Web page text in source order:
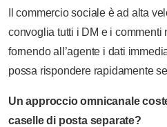
Il commercio sociale è ad alta
convoglia tutti i DM e i commenti
fornendo all’agente i dati
possa rispondere rapidamente
Un approccio omnicanale
caselle di posta separate?